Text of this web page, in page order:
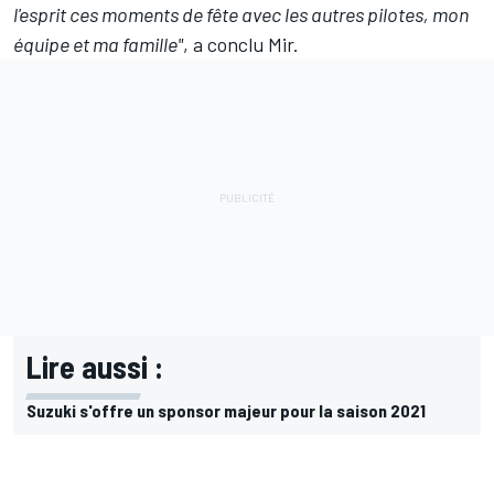
l'esprit ces moments de fête avec les autres pilotes, mon
équipe et ma famille", a conclu Mir.
Lire aussi :
Suzuki s'offre un sponsor majeur pour la saison 2021